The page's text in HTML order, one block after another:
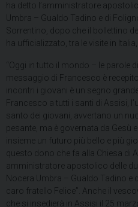
ha detto l’amministratore
Umbra – Gualdo Tadino e di
Sorrentino, dopo che il bollettino
ha ufficializzato, tra le visite in
“Oggi in tutto il mondo – le parole
messaggio di Francesco è
incontri i giovani è un segno
Francesco a tutti i santi di Assisi,
santo dei giovani, avvertano un
pesante, ma è governata da Gesù
insieme un futuro più bello e più
questo dono che fa alla Chiesa di
amministratore apostolico delle
Nocera Umbra – Gualdo Tadino e
caro fratello Felice”. Anche il
che si insedierà in Assisi il 25